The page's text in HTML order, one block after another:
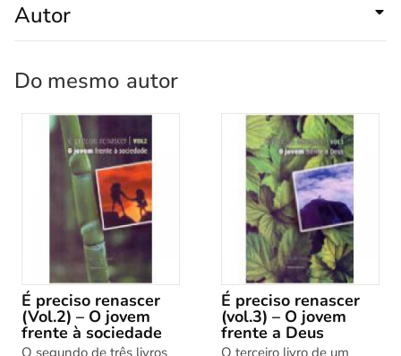
Autor
Do mesmo autor
É preciso renascer
(Vol.2) – O jovem
frente à sociedade
O segundo de três livros
É preciso renascer
(vol.3) – O jovem
frente a Deus
O terceiro livro de um